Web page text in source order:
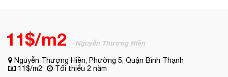
11$/m2 - Nguyễn Thượng Hiền
Nguyễn Thượng Hiền, Phường 5, Quận Bình Thạnh
11$/m2
Tối thiểu 2 năm